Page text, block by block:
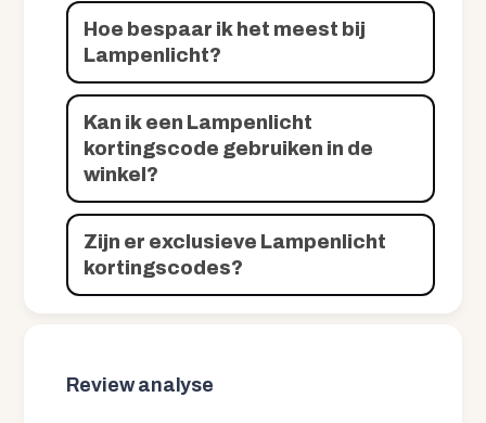
Hoe bespaar ik het meest bij
Lampenlicht?
Kan ik een Lampenlicht
kortingscode gebruiken in de
winkel?
Zijn er exclusieve Lampenlicht
kortingscodes?
Review analyse